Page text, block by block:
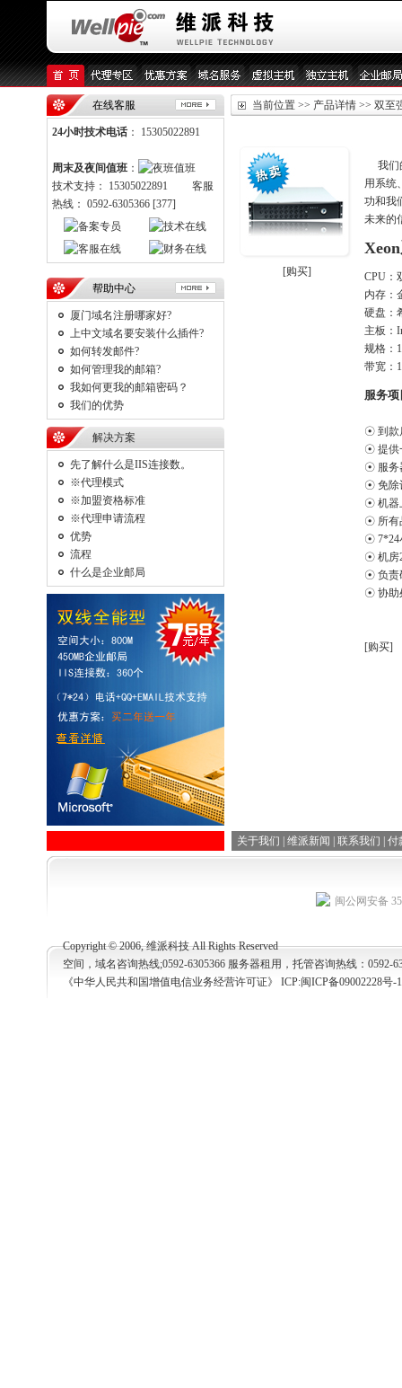
在线客服
24小时技术电话： 15305022891
周末及夜间值班：
技术支持： 15305022891 客服
热线： 0592-6305366 [377]
帮助中心
厦门域名注册哪家好?
上中文域名要安装什么插件?
如何转发邮件?
如何管理我的邮箱?
我如何更我的邮箱密码？
我们的优势
解决方案
先了解什么是IIS连接数。
※代理模式
※加盟资格标准
※代理申请流程
优势
流程
什么是企业邮局
当前位置 >> 产品详情 >> 双至
[购买]
我们
用系统
功和我
未来的
CPU：
内存：
硬盘：
主板：
规格：
带宽：
服务项
☉ 到款
☉ 提供
☉ 服务
☉ 免除
☉ 机器
☉ 所有
☉ 7*24
☉ 机房
☉ 负责
☉ 协助
[购买]
关于我们 维派新闻 联系我们 付
闽公网安备
Copyright © 2006, 维派科技 All Rights Reserved
空间，域名咨询热线;0592-6305366 服务器租用，托管咨询热线：0592-
《中华人民共和国增值电信业务经营许可证》 ICP:闽ICP备09002228号-1